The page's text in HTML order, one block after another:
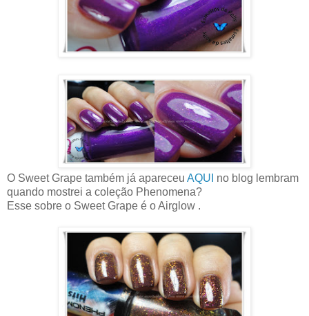
O Sweet Grape também já apareceu AQUI no blog lembram
quando mostrei a coleção Phenomena?
Esse sobre o Sweet Grape é o Airglow .